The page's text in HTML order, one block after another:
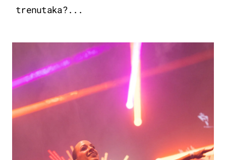
trenutaka?...
KULTURA & ZABAVA